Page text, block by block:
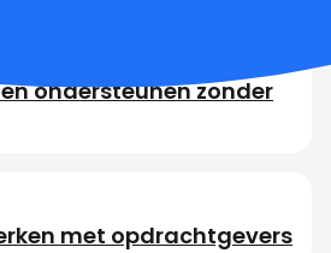
ondersteunen zonder
met opdrachtgevers